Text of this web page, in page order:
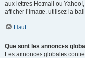
aux lettres Hotmail ou
afficher l’image, utilisez la
Haut
Que sont les annonces
Les annonces globales